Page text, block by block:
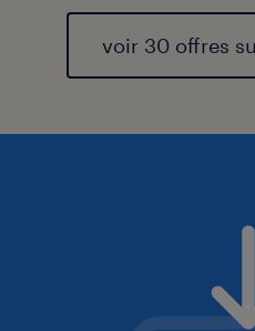
voir 30 offres